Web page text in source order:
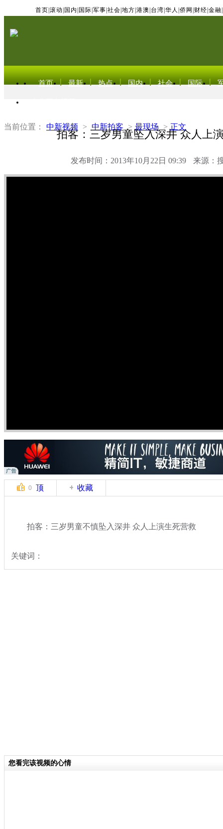
首页 滚动 国内 国际 军事 社会 地方 港澳 台湾 华人 侨网 财经 金融
首页 最新 热点 国内 社会 国际
当前位置： 中新视频 > 中新拍客 > 最现场 > 正文
拍客：三岁男童坠入深井 众人上
发布时间：2013年10月22日 09:39 来源：
0 顶 收藏
拍客：三岁男童不慎坠入深井 众人上演生死营救
关键词：
您看完该视频的心情